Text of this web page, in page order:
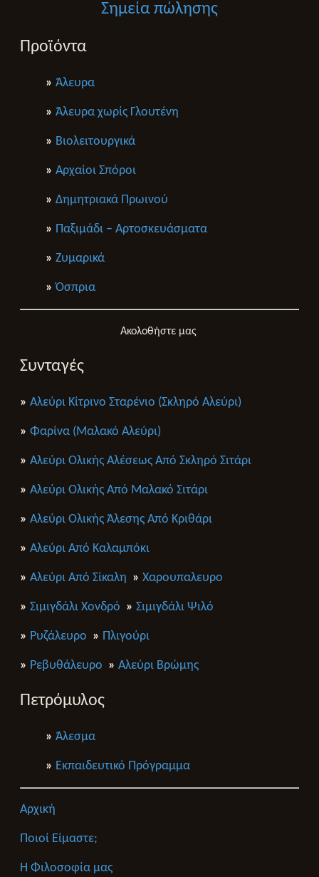
Σημεία πώλησης
Προϊόντα
» Άλευρα
» Άλευρα χωρίς Γλουτένη
» Βιολειτουργικά
» Αρχαίοι Σπόροι
» Δημητριακά Πρωινού
» Παξιμάδι – Αρτοσκευάσματα
» Ζυμαρικά
» Όσπρια
Ακολοθήστε μας
Συνταγές
» Αλεύρι Κίτρινο Σταρένιο (Σκληρό Αλεύρι)
» Φαρίνα (Μαλακό Αλεύρι)
» Αλεύρι Ολικής Αλέσεως Από Σκληρό Σιτάρι
» Αλεύρι Ολικής Από Μαλακό Σιτάρι
» Αλεύρι Ολικής Άλεσης Από Κριθάρι
» Αλεύρι Από Καλαμπόκι
» Αλεύρι Από Σίκαλη » Χαρουπαλευρο
» Σιμιγδάλι Χονδρό » Σιμιγδάλι Ψιλό
» Ρυζάλευρο » Πλιγούρι
» Ρεβυθάλευρο » Αλεύρι Βρώμης
Πετρόμυλος
» Άλεσμα
» Εκπαιδευτικό Πρόγραμμα
Αρχική
Ποιοί Είμαστε;
Η Φιλοσοφία μας